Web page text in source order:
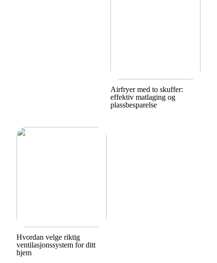
Airfryer med to skuffer:
effektiv matlaging og
plassbesparelse
Hvordan velge riktig
ventilasjonssystem for ditt
hjem